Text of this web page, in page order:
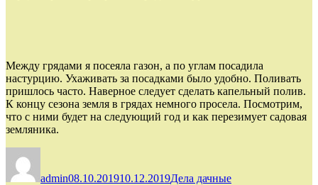
Между грядами я посеяла газон, а по углам посадила
настурцию. Ухаживать за посадками было удобно. Поливать
пришлось часто. Наверное следует сделать капельный полив.
К концу сезона земля в грядах немного просела. Посмотрим,
что с ними будет на следующий год и как перезимует садовая
земляника.
admin08.10.201910.12.2019Дела дачные